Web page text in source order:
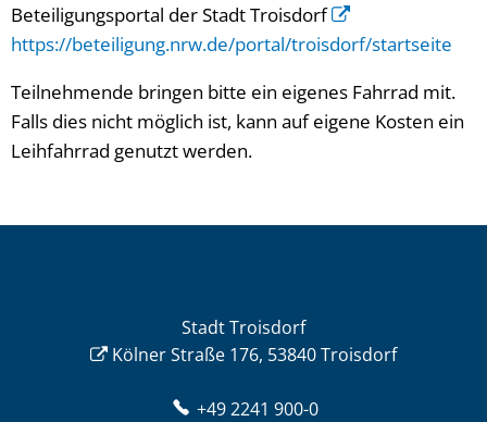
Beteiligungsportal der Stadt Troisdorf
https://beteiligung.nrw.de/portal/troisdorf/startseite
Teilnehmende bringen bitte ein eigenes Fahrrad mit.
Falls dies nicht möglich ist, kann auf eigene Kosten ein
Leihfahrrad genutzt werden.
Stadt Troisdorf
Kölner Straße 176, 53840 Troisdorf
+49 2241 900-0